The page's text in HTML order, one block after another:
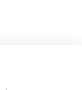
2730 Herlev -